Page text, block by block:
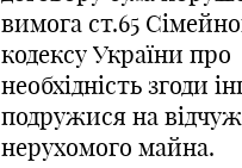
вимога ст.65
кодексу України про
необхідність згоди
подружися на
нерухомого майна.